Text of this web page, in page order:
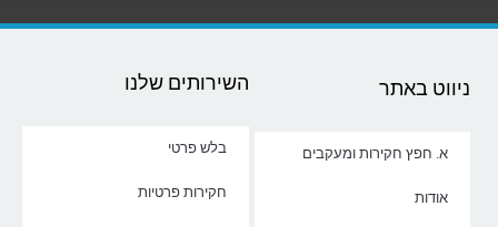
ניווט באתר
א. חפץ חקירות ומעקבים
אודות
השירותים שלנו
בלש פרטי
חקירות פרטיות